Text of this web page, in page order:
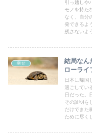
引っ越しや
モノを持た
なく、自分
発できるよ
残さないよ
幸せ
結局なん
ローライ
日本に帰国
過ごしてい
日だった。
その証明を
だけでまた
ために尽く